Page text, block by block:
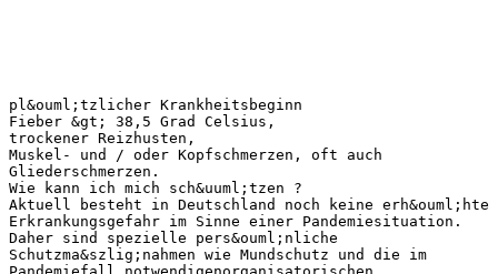
pl&ouml;tzlicher Krankheitsbeginn
Fieber &gt; 38,5 Grad Celsius,
trockener Reizhusten,
Muskel- und / oder Kopfschmerzen, oft auch
Gliederschmerzen.
Wie kann ich mich sch&uuml;tzen ?
Aktuell besteht in Deutschland noch keine erh&ouml;hte
Erkrankungsgefahr im Sinne einer Pandemiesituation.
Daher sind spezielle pers&ouml;nliche
Schutzma&szlig;nahmen wie Mundschutz und die im